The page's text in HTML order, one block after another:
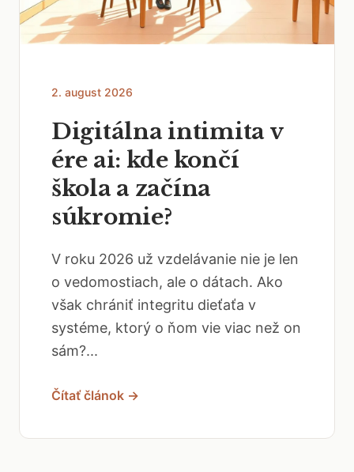
2. august 2026
Digitálna intimita v
ére ai: kde končí
škola a začína
súkromie?
V roku 2026 už vzdelávanie nie je len
o vedomostiach, ale o dátach. Ako
však chrániť integritu dieťaťa v
systéme, ktorý o ňom vie viac než on
sám?...
Čítať článok →